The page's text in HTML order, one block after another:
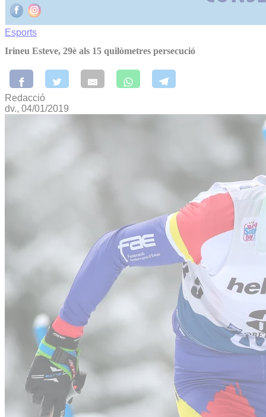
Esports
Irineu Esteve, 29è als 15 quilòmetres persecució
Redacció
dv., 04/01/2019